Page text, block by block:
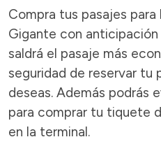
Compra tus pasajes
Gigante con
saldrá el pasaje más
seguridad de reservar tu
deseas. Además podrás
para comprar tu tiquete
en la terminal.